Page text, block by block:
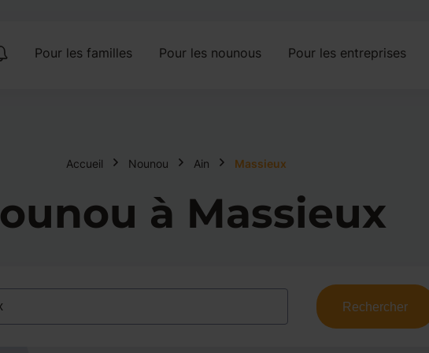
Pour les familles Pour les nounous Pour les entreprises
Accueil Nounou Ain Massieux
à Massieux
Rechercher